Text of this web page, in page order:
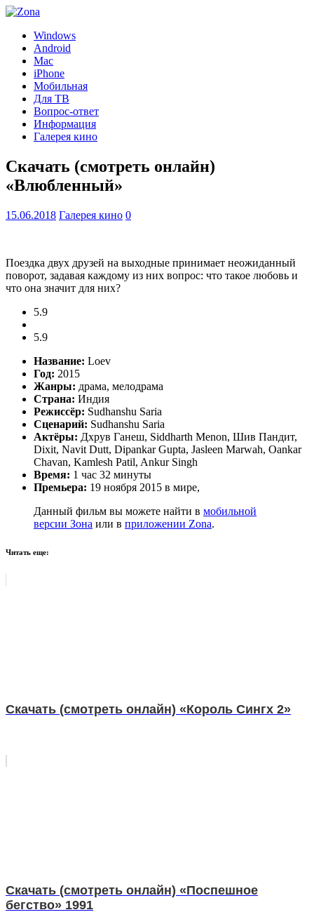
Windows
Android
Mac
iPhone
Мобильная
Для ТВ
Вопрос-ответ
Информация
Галерея кино
Скачать (смотреть онлайн)
«Влюбленный»
15.06.2018 Галерея кино 0
Поездка двух друзей на выходные принимает неожиданный
поворот, задавая каждому из них вопрос: что такое любовь и
что она значит для них?
5.9
5.9
Название: Loev
Год: 2015
Жанры: драма, мелодрама
Страна: Индия
Режиссёр: Sudhanshu Saria
Сценарий: Sudhanshu Saria
Актёры: Дхрув Ганеш, Siddharth Menon, Шив Пандит,
Dixit, Navit Dutt, Dipankar Gupta, Jasleen Marwah, Oankar
Chavan, Kamlesh Patil, Ankur Singh
Время: 1 час 32 минуты
Премьера: 19 ноября 2015 в мире,
Данный фильм вы можете найти в мобильной
версии Зона или в приложении Zona.
Читать еще:
Скачать (смотреть онлайн) «Король Сингх 2»
Скачать (смотреть онлайн) «Поспешное
бегство» 1991